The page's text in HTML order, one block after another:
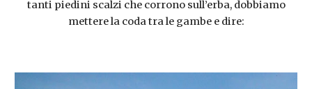
tanti piedini scalzi che corrono sull’erba, dobbiamo
mettere la coda tra le gambe e dire: